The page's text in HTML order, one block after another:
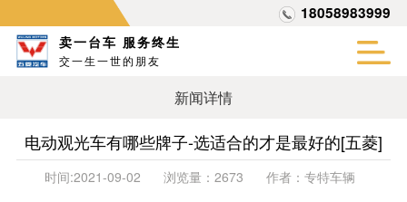
18058983999
卖一台车 服务终生
交一生一世的朋友
新闻详情
电动观光车有哪些牌子-选适合的才是最好的[五菱]
时间:2021-09-02 浏览量： 2673 作者： 专特车辆